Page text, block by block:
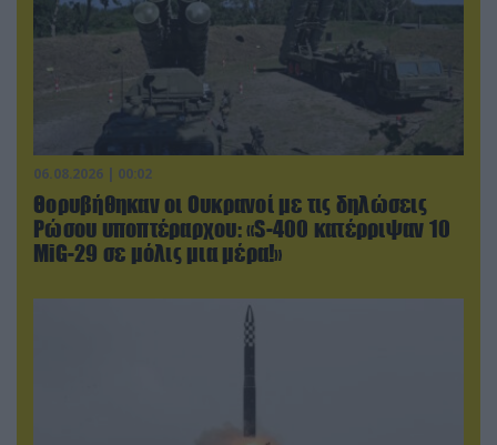
06.08.2026 | 00:02
Θορυβήθηκαν οι Ουκρανοί με τις δηλώσεις
Ρώσου υποπτέραρχου: «S-400 κατέρριψαν 10
MiG-29 σε μόλις μια μέρα!»